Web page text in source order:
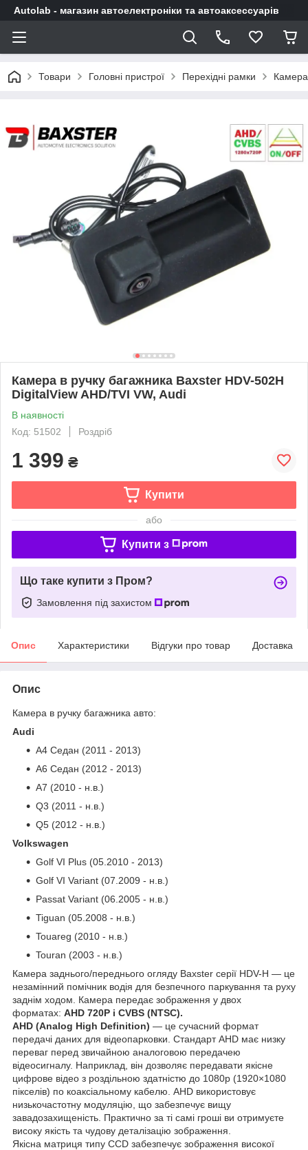
Autolab - магазин автоелектроніки та автоаксессуарів
Товари Головні пристрої Перехідні рамки
Камера в ручку багажника Baxster HDV-502H
DigitalView AHD/TVI VW, Audi
В наявності
Код: 51502
Роздріб
1 399 ₴
Купити
або
Купити з
Що таке купити з Пром?
Замовлення під захистом
Опис Характеристики Відгуки про товар Доставка
Опис
Камера в ручку багажника авто:
Audi
A4 Седан (2011 - 2013)
A6 Седан (2012 - 2013)
A7 (2010 - н.в.)
Q3 (2011 - н.в.)
Q5 (2012 - н.в.)
Volkswagen
Golf VI Plus (05.2010 - 2013)
Golf VI Variant (07.2009 - н.в.)
Passat Variant (06.2005 - н.в.)
Tiguan (05.2008 - н.в.)
Touareg (2010 - н.в.)
Touran (2003 - н.в.)
Камера заднього/переднього огляду Baxster серії HDV-Н — це
незамінний помічник водія для безпечного паркування та руху
заднім ходом. Камера передає зображення у двох
форматах: AHD 720P і CVBS (NTSC).
AHD (Analog High Definition) — це сучасний формат
передачі даних для відеопарковки. Стандарт AHD має низку
переваг перед звичайною аналоговою передачею
відеосигналу. Наприклад, він дозволяє передавати якісне
цифрове відео з роздільною здатністю до 1080p (1920×1080
пікселів) по коаксіальному кабелю. AHD використовує
низькочастотну модуляцію, що забезпечує вищу
завадозахищеність. Практично за ті самі гроші ви отримуєте
високу якість та чудову деталізацію зображення.
Якісна матриця типу CCD забезпечує зображення високої